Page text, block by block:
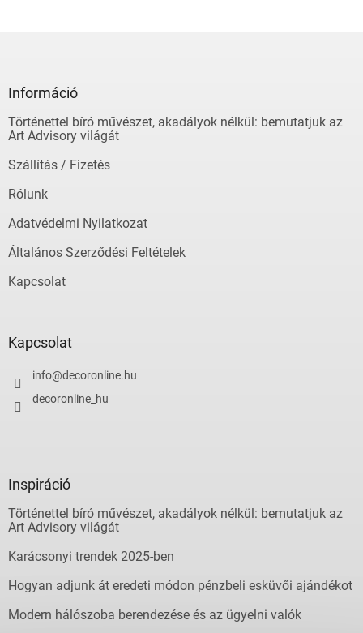
Információ
Történettel bíró művészet, akadályok nélkül: bemutatjuk az
Art Advisory világát
Szállítás / Fizetés
Rólunk
Adatvédelmi Nyilatkozat
Általános Szerződési Feltételek
Kapcsolat
Kapcsolat
info@decoronline.hu
decoronline_hu
Inspiráció
Történettel bíró művészet, akadályok nélkül: bemutatjuk az
Art Advisory világát
Karácsonyi trendek 2025-ben
Hogyan adjunk át eredeti módon pénzbeli esküvői ajándékot
Modern hálószoba berendezése és az ügyelni valók